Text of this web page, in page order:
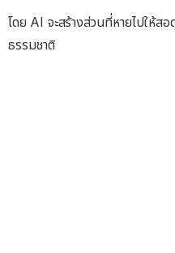
โดย AI จะสร้างส่วนที่หายไปให้
ธรรมชาติ